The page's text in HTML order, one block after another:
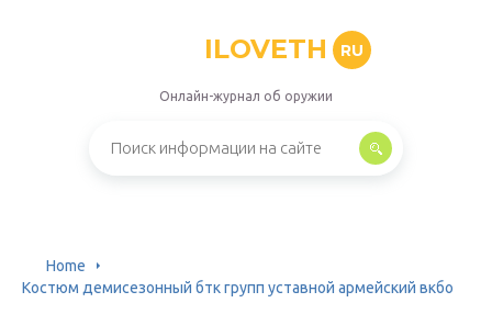
ILOVETH RU
Онлайн-журнал об оружии
Home
Костюм демисезонный бтк групп уставной армейский вкбо